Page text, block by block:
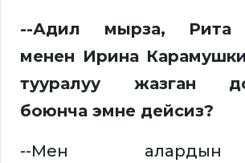
--Адил мырза, Рита
менен Ирина
тууралуу жазган
боюнча эмне дейсиз?
--Мен